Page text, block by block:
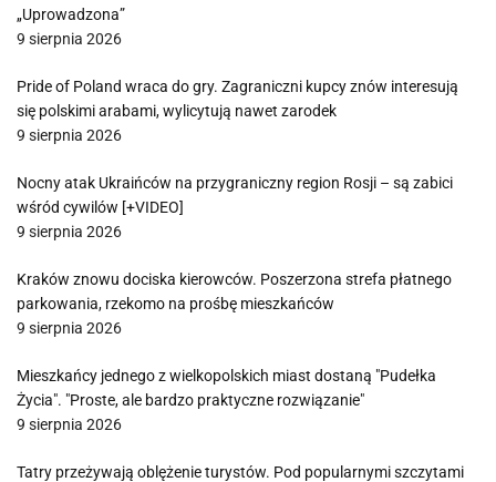
„Uprowadzona”
9 sierpnia 2026
Pride of Poland wraca do gry. Zagraniczni kupcy znów interesują
się polskimi arabami, wylicytują nawet zarodek
9 sierpnia 2026
Nocny atak Ukraińców na przygraniczny region Rosji – są zabici
wśród cywilów [+VIDEO]
9 sierpnia 2026
Kraków znowu dociska kierowców. Poszerzona strefa płatnego
parkowania, rzekomo na prośbę mieszkańców
9 sierpnia 2026
Mieszkańcy jednego z wielkopolskich miast dostaną "Pudełka
Życia". "Proste, ale bardzo praktyczne rozwiązanie"
9 sierpnia 2026
Tatry przeżywają oblężenie turystów. Pod popularnymi szczytami